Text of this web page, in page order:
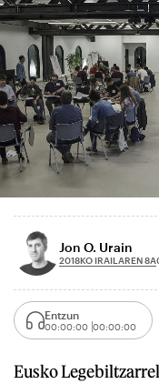
Jon O. Urain
2018KO IRAILAREN 8A
Entzun
00:00:00 00:00:00
Eusko